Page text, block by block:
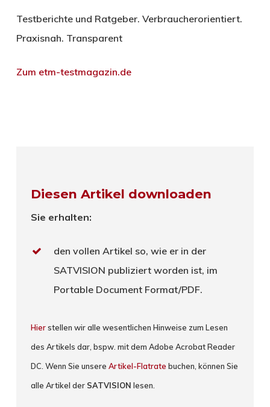
Testberichte und Ratgeber. Verbraucherorientiert.
Praxisnah. Transparent
Zum etm-testmagazin.de
Diesen Artikel downloaden
Sie erhalten:
den vollen Artikel so, wie er in der
SATVISION publiziert worden ist, im
Portable Document Format/PDF.
Hierstellen wir alle wesentlichen Hinweise zum Lesen
des Artikels dar, bspw. mit dem Adobe Acrobat Reader
DC. Wenn Sie unsereArtikel-Flatrate buchen, können Sie
alle Artikel der SATVISION lesen.